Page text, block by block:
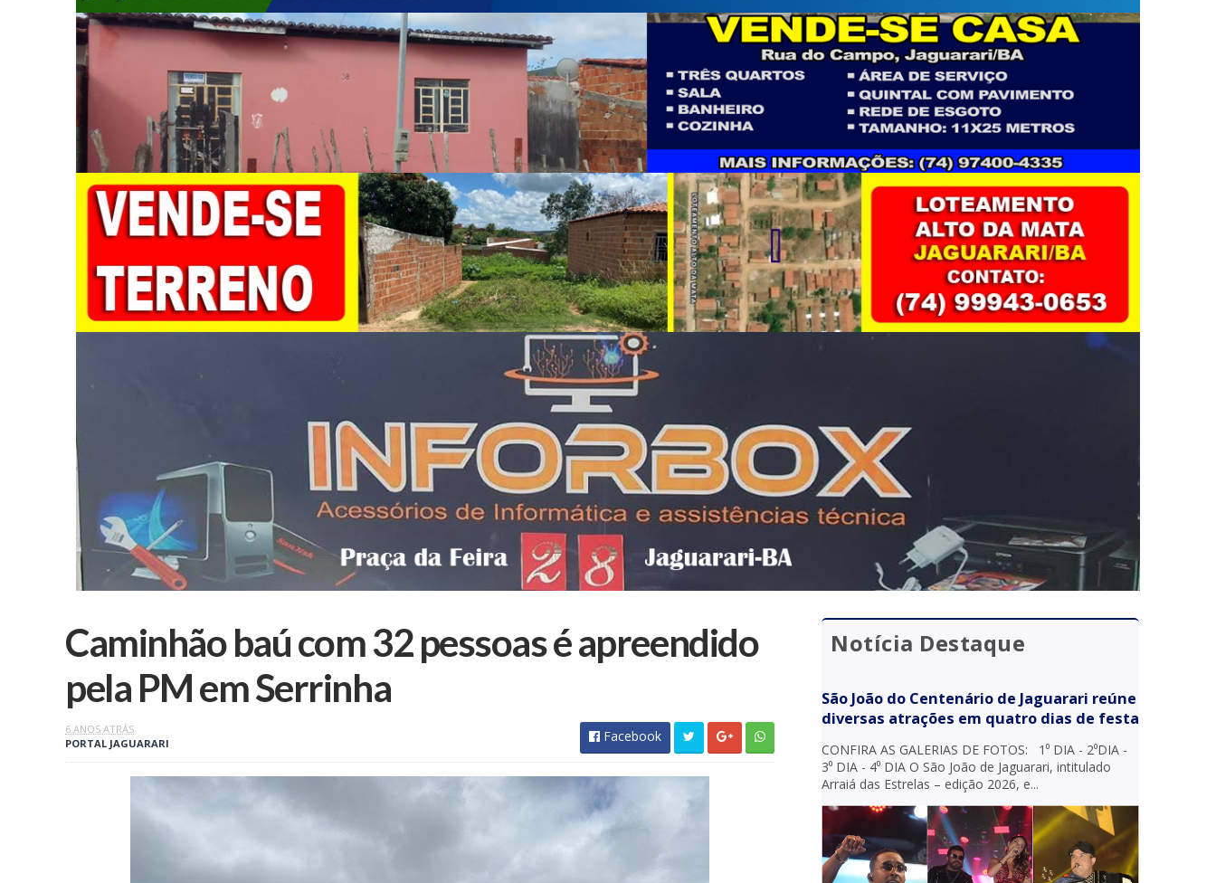
Caminhão baú com 32 pessoas é apreendido
pela PM em Serrinha
6 ANOS ATRÁS
PORTAL JAGUARARI
Facebook
Notícia Destaque
São João do Centenário de Jaguarari reúne
diversas atrações em quatro dias de festa
CONFIRA AS GALERIAS DE FOTOS: 1⁰ DIA - 2⁰DIA -
3⁰ DIA - 4⁰ DIA O São João de Jaguarari, intitulado
Arraiá das Estrelas – edição 2026, e...